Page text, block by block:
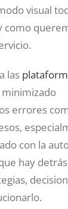
visual
como
las
errores
con la
hay